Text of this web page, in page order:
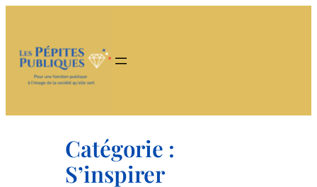
contenu
Catégorie :
S’inspirer